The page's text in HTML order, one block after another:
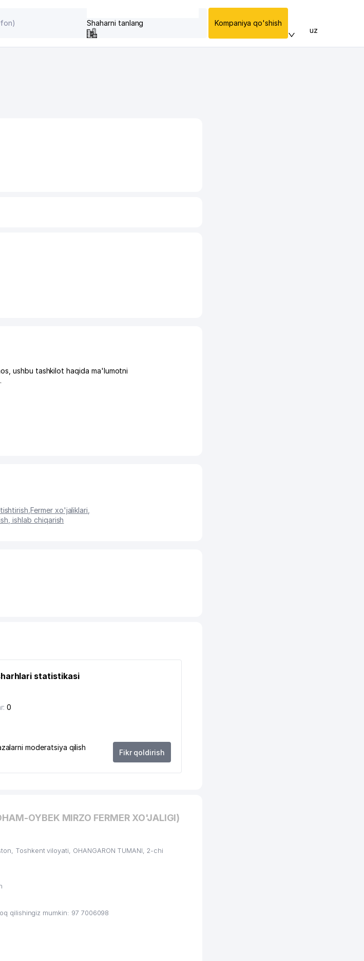
Shaharni tanlang Kompaniya qo'shish
uz
ushbu tashkilot haqida ma'lumotni
,Fermer xo'jaliklari
ishlab chiqarish
statistikasi
0
moderatsiya qilish
Fikr qoldirish
OYBEK MIRZO FERMER XO'JALIGI)
Toshkent viloyati, OHANGARON TUMANI, 2-chi
qilishingiz mumkin: 97 7006098